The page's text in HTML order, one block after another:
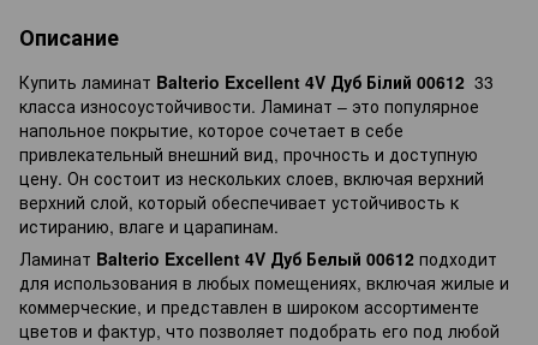
Описание
Купить ламинат Balterio Excellent 4V Дуб Білий 00612 33
класса износоустойчивости. Ламинат – это популярное
напольное покрытие, которое сочетает в себе
привлекательный внешний вид, прочность и доступную
цену. Он состоит из нескольких слоев, включая верхний
верхний слой, который обеспечивает устойчивость к
истиранию, влаге и царапинам.
Ламинат Balterio Excellent 4V Дуб Белый 00612 подходит
для использования в любых помещениях, включая жилые и
коммерческие, и представлен в широком ассортименте
цветов и фактур, что позволяет подобрать его под любой